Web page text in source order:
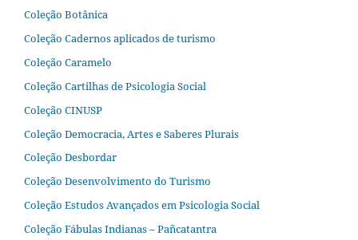
Coleção Botânica
Coleção Cadernos aplicados de turismo
Coleção Caramelo
Coleção Cartilhas de Psicologia Social
Coleção CINUSP
Coleção Democracia, Artes e Saberes Plurais
Coleção Desbordar
Coleção Desenvolvimento do Turismo
Coleção Estudos Avançados em Psicologia Social
Coleção Fábulas Indianas – Pañcatantra